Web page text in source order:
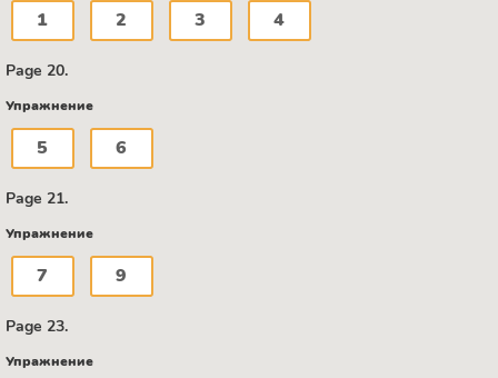
1 2 3 4
Page 20.
Упражнение
5 6
Page 21.
Упражнение
7 9
Page 23.
Упражнение